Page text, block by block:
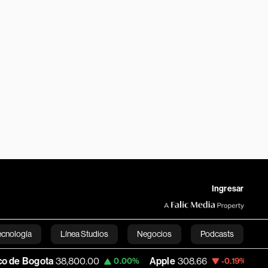
Ingresar
Línea Studios Negocios Podcasts
English
38,800.00 0.00% Apple 308.66 -0.19% USD COP